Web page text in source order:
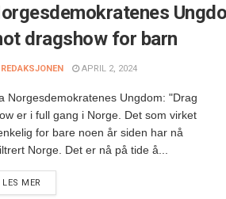
dragshow for barn
REDAKSJONEN APRIL 2, 2024
Norgesdemokratenes Ungdom: "Drag
er i full gang i Norge. Det som virket
for bare noen år siden har nå
Norge. Det er nå på tide å...
LES MER